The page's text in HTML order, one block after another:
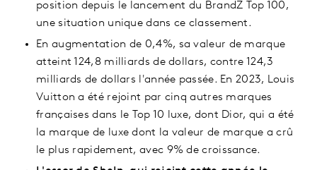
position depuis le lancement du BrandZ Top 100,
une situation unique dans ce classement.
En augmentation de 0,4%, sa valeur de marque
atteint 124,8 milliards de dollars, contre 124,3
milliards de dollars l'année passée. En 2023, Louis
Vuitton a été rejoint par cinq autres marques
françaises dans le Top 10 luxe, dont Dior, qui a été
la marque de luxe dont la valeur de marque a crû
le plus rapidement, avec 9% de croissance.